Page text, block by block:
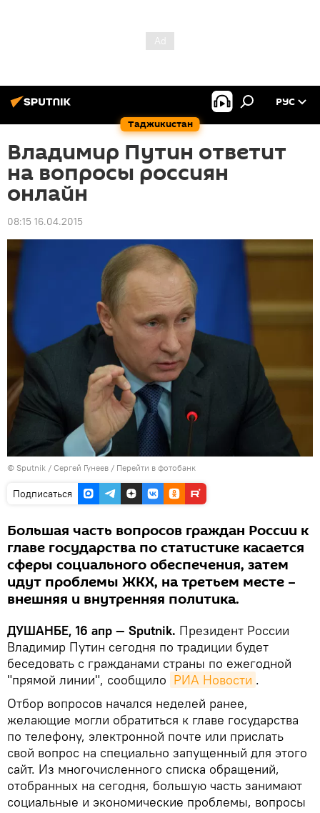
Таджикистан
РУС
Владимир Путин ответит
на вопросы россиян
онлайн
08:15 16.04.2015
© Sputnik / Сергей Гунеев / Перейти в фотобанк
Подписаться
Большая часть вопросов граждан России к
главе государства по статистике касается
сферы социального обеспечения, затем
идут проблемы ЖКХ, на третьем месте –
внешняя и внутренняя политика.
ДУШАНБЕ, 16 апр — Sputnik. Президент России
Владимир Путин сегодня по традиции будет
беседовать с гражданами страны по ежегодной
"прямой линии", сообщило РИА Новости .
Отбор вопросов начался неделей ранее,
желающие могли обратиться к главе государства
по телефону, электронной почте или прислать
свой вопрос на специально запущенный для этого
сайт. Из многочисленного списка обращений,
отобранных на сегодня, большую часть занимают
социальные и экономические проблемы, вопросы